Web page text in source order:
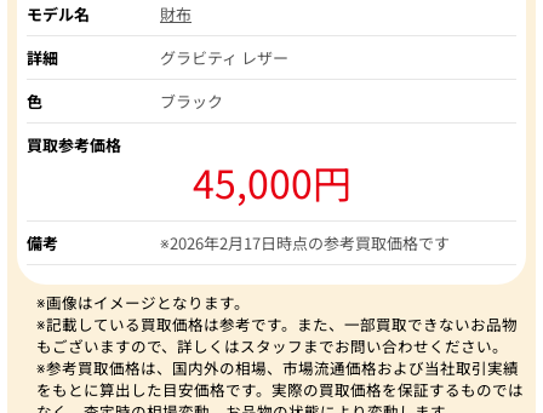
モデル名
財布
詳細
グラビティ レザー
色
ブラック
買取参考価格
45,000円
備考 ※2026年2月17日時点の参考買取価格です
※画像はイメージとなります。
※記載している買取価格は参考です。また、一部買取できないお品物
もございますので、詳しくはスタッフまでお問い合わせください。
※参考買取価格は、国内外の相場、市場流通価格および当社取引実績
をもとに算出した目安価格です。実際の買取価格を保証するものでは